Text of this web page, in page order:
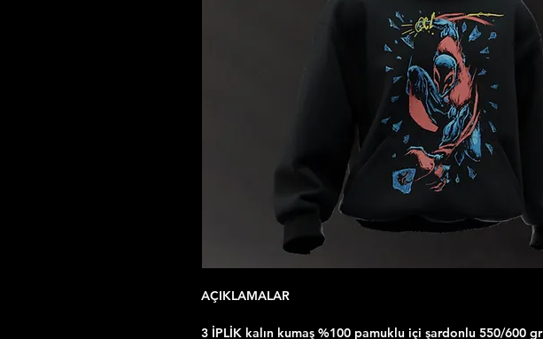
AÇIKLAMALAR
3 İPLİK kalın kumaş %100 pamuklu içi şardonlu 550/600 gr